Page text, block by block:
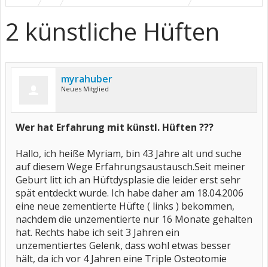
2 künstliche Hüften
myrahuber
Neues Mitglied
Wer hat Erfahrung mit künstl. Hüften ???
Hallo, ich heiße Myriam, bin 43 Jahre alt und suche
auf diesem Wege Erfahrungsaustausch.Seit meiner
Geburt litt ich an Hüftdysplasie die leider erst sehr
spät entdeckt wurde. Ich habe daher am 18.04.2006
eine neue zementierte Hüfte ( links ) bekommen,
nachdem die unzementierte nur 16 Monate gehalten
hat. Rechts habe ich seit 3 Jahren ein
unzementiertes Gelenk, dass wohl etwas besser
hält, da ich vor 4 Jahren eine Triple Osteotomie